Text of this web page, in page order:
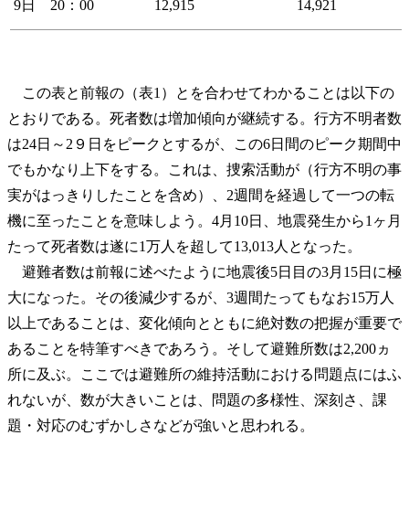
9日 20：00
12,915 14,921
この表と前報の（表1）とを合わせてわかることは以下の
とおりである。死者数は増加傾向が継続する。行方不明者数
は24日～2９日をピークとするが、この6日間のピーク期間中
でもかなり上下をする。これは、捜索活動が（行方不明の事
実がはっきりしたことを含め）、2週間を経過して一つの転
機に至ったことを意味しよう。4月10日、地震発生から1ヶ月
たって死者数は遂に1万人を超して13,013人となった。
避難者数は前報に述べたように地震後5日目の3月15日に極
大になった。その後減少するが、3週間たってもなお15万人
以上であることは、変化傾向とともに絶対数の把握が重要で
あることを特筆すべきであろう。そして避難所数は2,200ヵ
所に及ぶ。ここでは避難所の維持活動における問題点にはふ
れないが、数が大きいことは、問題の多様性、深刻さ、課
題・対応のむずかしさなどが強いと思われる。